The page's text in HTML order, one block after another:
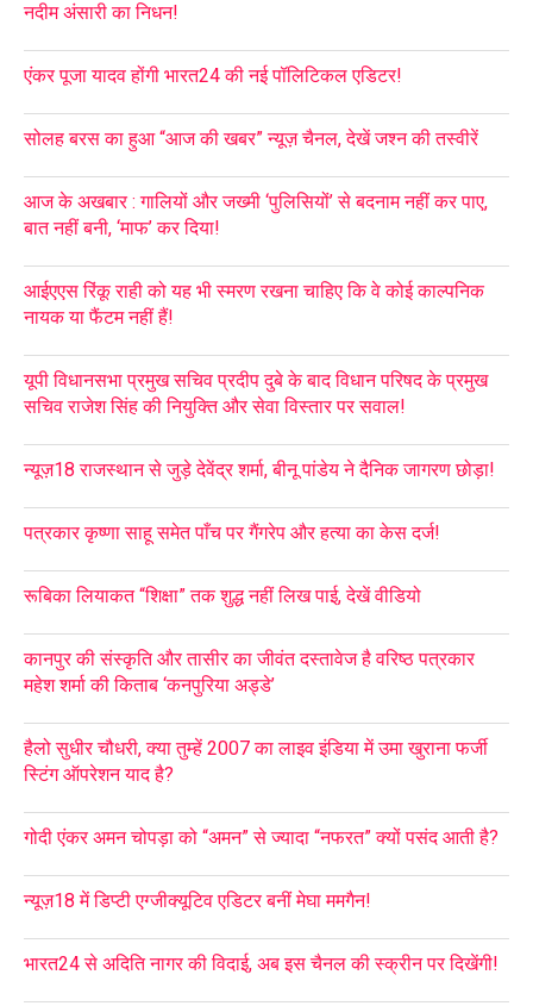
नदीम अंसारी का निधन!
एंकर पूजा यादव होंगी भारत24 की नई पॉलिटिकल एडिटर!
सोलह बरस का हुआ “आज की खबर” न्यूज़ चैनल, देखें जश्न की तस्वीरें
आज के अखबार : गालियों और जख्मी ‘पुलिसियों’ से बदनाम नहीं कर पाए,
बात नहीं बनी, ‘माफ’ कर दिया!
आईएएस रिंकू राही को यह भी स्मरण रखना चाहिए कि वे कोई काल्पनिक
नायक या फैंटम नहीं हैं!
यूपी विधानसभा प्रमुख सचिव प्रदीप दुबे के बाद विधान परिषद के प्रमुख
सचिव राजेश सिंह की नियुक्ति और सेवा विस्तार पर सवाल!
न्यूज़18 राजस्थान से जुड़े देवेंद्र शर्मा, बीनू पांडेय ने दैनिक जागरण छोड़ा!
पत्रकार कृष्णा साहू समेत पाँच पर गैंगरेप और हत्या का केस दर्ज!
रूबिका लियाकत “शिक्षा” तक शुद्ध नहीं लिख पाई, देखें वीडियो
कानपुर की संस्कृति और तासीर का जीवंत दस्तावेज है वरिष्ठ पत्रकार
महेश शर्मा की किताब ‘कनपुरिया अड्डे’
हैलो सुधीर चौधरी, क्या तुम्हें 2007 का लाइव इंडिया में उमा खुराना फर्जी
स्टिंग ऑपरेशन याद है?
गोदी एंकर अमन चोपड़ा को “अमन” से ज्यादा “नफरत” क्यों पसंद आती है?
न्यूज़18 में डिप्टी एग्जीक्यूटिव एडिटर बनीं मेघा ममगैन!
भारत24 से अदिति नागर की विदाई, अब इस चैनल की स्क्रीन पर दिखेंगी!